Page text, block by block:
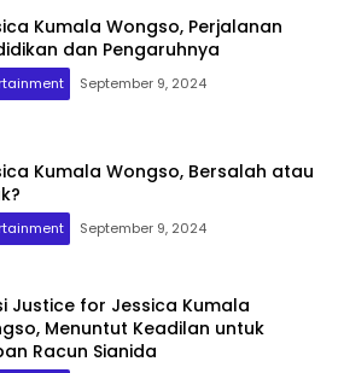
Kumala Wongso, Perjalanan
dan Pengaruhnya
September 9, 2024
Kumala Wongso, Bersalah atau
September 9, 2024
Justice for Jessica Kumala
Menuntut Keadilan untuk
Racun Sianida